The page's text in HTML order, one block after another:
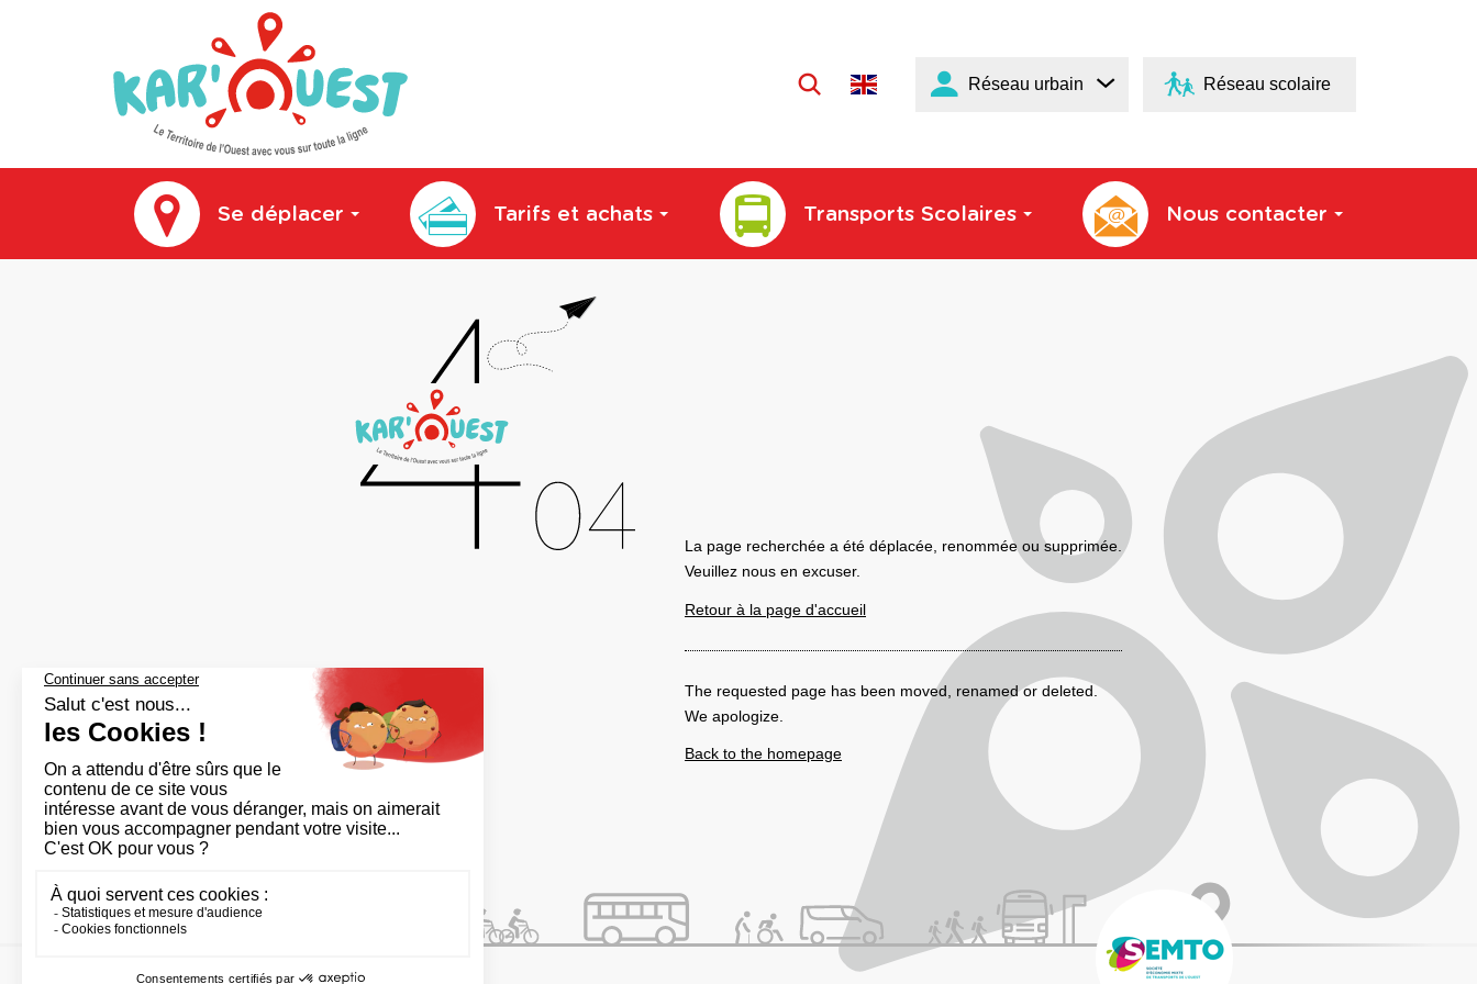
Langue
Réseau urbain Réseau scolaire
Se déplacer Tarifs et achats Transports Scolaires Nous contacter
La page recherchée a été déplacée, renommée ou supprimée.
Veuillez nous en excuser.
Retour à la page d'accueil
The requested page has been moved, renamed or deleted.
We apologize.
Back to the homepage